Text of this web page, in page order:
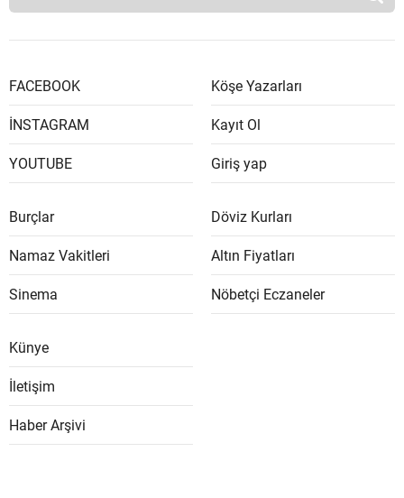
FACEBOOK
İNSTAGRAM
YOUTUBE
Köşe Yazarları
Kayıt Ol
Giriş yap
Burçlar
Namaz Vakitleri
Sinema
Döviz Kurları
Altın Fiyatları
Nöbetçi Eczaneler
Künye
İletişim
Haber Arşivi